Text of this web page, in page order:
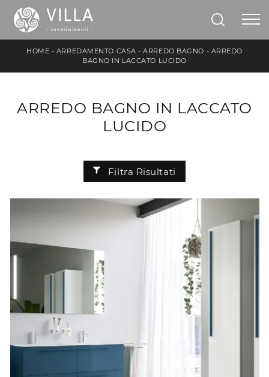
HOME - ARREDAMENTO CASA -ARREDO BAGNO - ARREDO
BAGNO IN LACCATO LUCIDO
ARREDO BAGNO IN LACCATO
LUCIDO
Filtra Risultati